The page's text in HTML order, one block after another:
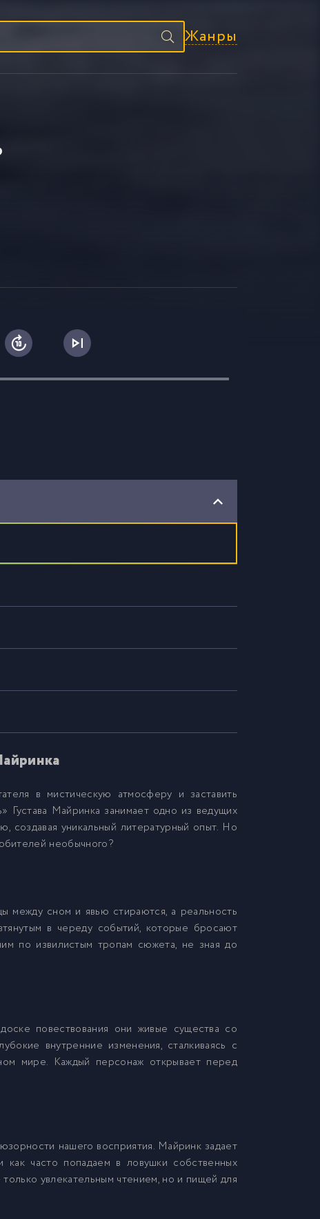
Жанры
в мистическую атмосферу и заставить
Густава Майринка занимает одно из ведущих
создавая уникальный литературный опыт. Но
необычного?
между сном и явью стираются, а реальность
в череду событий, которые бросают
по извилистым тропам сюжета, не зная до
повествования они живые существа со
внутренние изменения, сталкиваясь с
мире. Каждый персонаж открывает перед
нашего восприятия. Майринк задает
часто попадаем в ловушки собственных
увлекательным чтением, но и пищей для